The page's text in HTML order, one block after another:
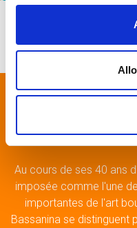
Au cours de ses 40 ans
imposée comme l'une
importantes de l'art
Bassanina se distinguent